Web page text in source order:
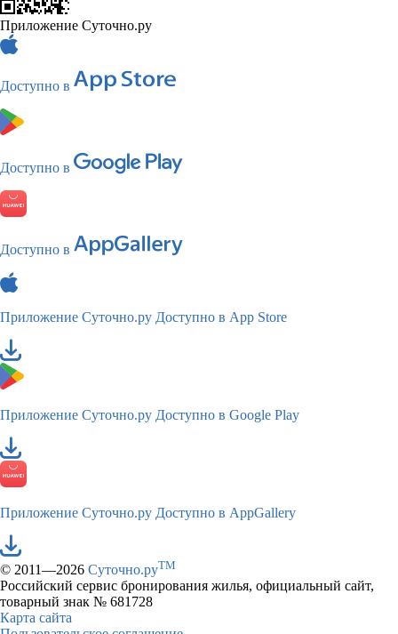
Приложение Суточно.ру
Доступно в
Доступно в
Доступно в
Приложение Суточно.ру Доступно в App Store
Приложение Суточно.ру Доступно в Google Play
Приложение Суточно.ру Доступно в AppGallery
© 2011—2026 Суточно.руTM
Российский сервис бронирования жилья, официальный сайт,
товарный знак № 681728
Карта сайта